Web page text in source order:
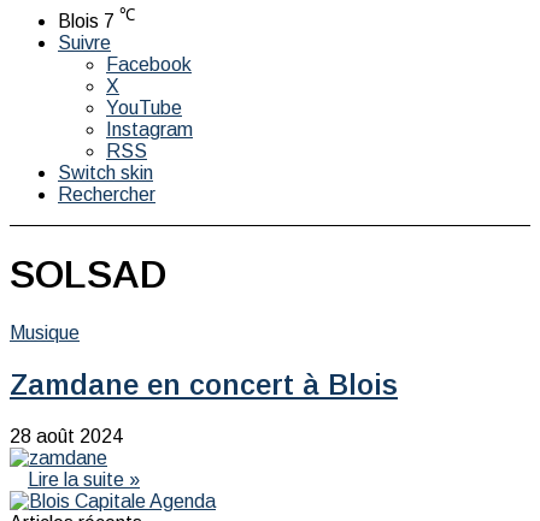
Blois 7 ℃
Suivre
Facebook
X
YouTube
Instagram
RSS
Switch skin
Rechercher
SOLSAD
Musique
Zamdane en concert à Blois
28 août 2024
Lire la suite »